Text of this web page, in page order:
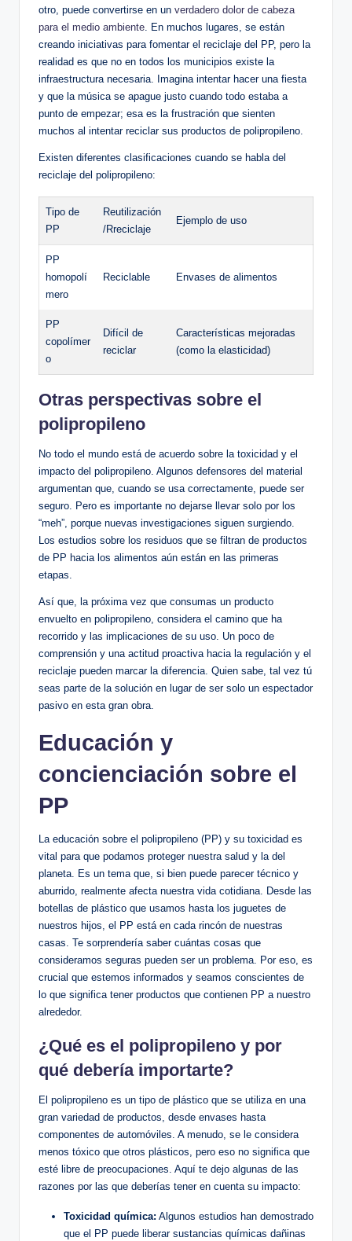
otro, puede convertirse en un verdadero dolor de cabeza
para el medio ambiente. En muchos lugares, se están
creando iniciativas para fomentar el reciclaje del PP, pero la
realidad es que no en todos los municipios existe la
infraestructura necesaria. Imagina intentar hacer una fiesta
y que la música se apague justo cuando todo estaba a
punto de empezar; esa es la frustración que sienten
muchos al intentar reciclar sus productos de polipropileno.
Existen diferentes clasificaciones cuando se habla del
reciclaje del polipropileno:
Tipo de
PP
Reutilización
/Rreciclaje
Ejemplo de uso
PP
homopolí
mero
Reciclable Envases de alimentos
PP
copolímer
o
Difícil de
reciclar
Características mejoradas
(como la elasticidad)
Otras perspectivas sobre el
polipropileno
No todo el mundo está de acuerdo sobre la toxicidad y el
impacto del polipropileno. Algunos defensores del material
argumentan que, cuando se usa correctamente, puede ser
seguro. Pero es importante no dejarse llevar solo por los
“meh”, porque nuevas investigaciones siguen surgiendo.
Los estudios sobre los residuos que se filtran de productos
de PP hacia los alimentos aún están en las primeras
etapas.
Así que, la próxima vez que consumas un producto
envuelto en polipropileno, considera el camino que ha
recorrido y las implicaciones de su uso. Un poco de
comprensión y una actitud proactiva hacia la regulación y el
reciclaje pueden marcar la diferencia. Quien sabe, tal vez tú
seas parte de la solución en lugar de ser solo un espectador
pasivo en esta gran obra.
Educación y
concienciación sobre el
PP
La educación sobre el polipropileno (PP) y su toxicidad es
vital para que podamos proteger nuestra salud y la del
planeta. Es un tema que, si bien puede parecer técnico y
aburrido, realmente afecta nuestra vida cotidiana. Desde las
botellas de plástico que usamos hasta los juguetes de
nuestros hijos, el PP está en cada rincón de nuestras
casas. Te sorprendería saber cuántas cosas que
consideramos seguras pueden ser un problema. Por eso, es
crucial que estemos informados y seamos conscientes de
lo que significa tener productos que contienen PP a nuestro
alrededor.
¿Qué es el polipropileno y por
qué debería importarte?
El polipropileno es un tipo de plástico que se utiliza en una
gran variedad de productos, desde envases hasta
componentes de automóviles. A menudo, se le considera
menos tóxico que otros plásticos, pero eso no significa que
esté libre de preocupaciones. Aquí te dejo algunas de las
razones por las que deberías tener en cuenta su impacto:
Toxicidad química: Algunos estudios han demostrado
que el PP puede liberar sustancias químicas dañinas